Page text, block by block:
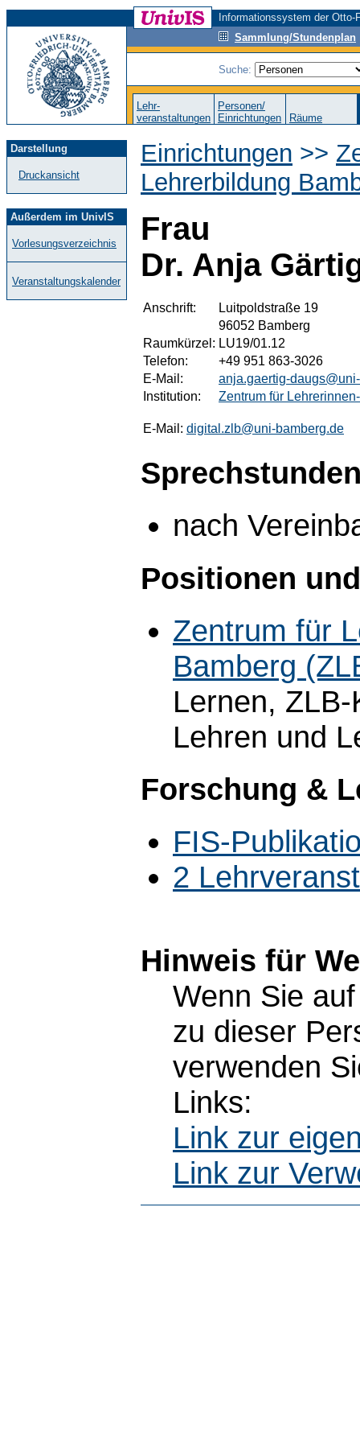
Informationssystem der
Sammlung/Stundenplan
Suche:
Lehr-
veranstaltungen
Personen/
Einrichtungen
Räume
Darstellung
Druckansicht
Außerdem im UnivIS
Vorlesungsverzeichnis
Veranstaltungskalender
Einrichtungen >>
Lehrerbildung
Frau
Dr. Anja
Anschrift:
Luitpoldstraße 19
96052 Bamberg
Raumkürzel: LU19/01.12
Telefon:
+49 951 863-3026
E-Mail:
anja.gaertig-
Institution:
Zentrum für
E-Mail: digital.zlb@uni-bamberg.de
nach
Positionen
Zentrum für
Bamberg
Lernen,
Lehren und
Forschung &
FIS-
2
Hinweis für
Wenn Sie
zu dieser
verwenden
Links:
Link zur
Link zur